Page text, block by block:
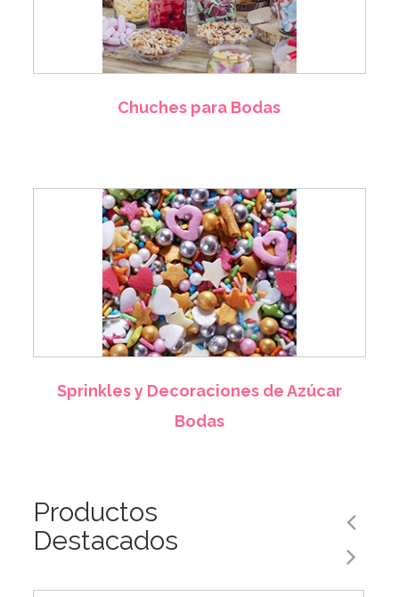
Chuches para Bodas
Sprinkles y Decoraciones de Azúcar
Bodas
Productos
Destacados